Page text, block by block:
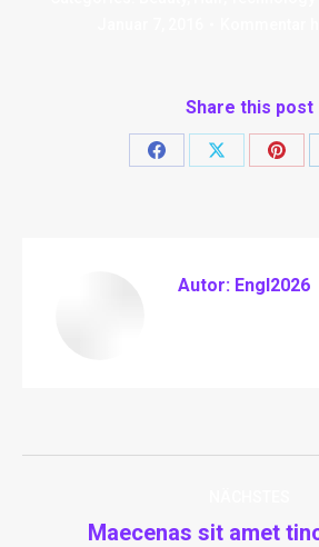
Share this post
Teilen Teilen
Autor: Engl2026
Maecenas sit amet